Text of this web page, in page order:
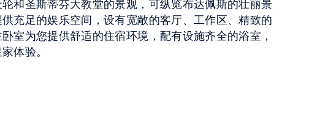
和圣斯蒂芬大教堂的景观，可纵览布达佩斯的壮丽景
充足的娱乐空间，设有宽敞的客厅、工作区、精致的
室为您提供舒适的住宿环境，配有设施齐全的浴室，
体验。